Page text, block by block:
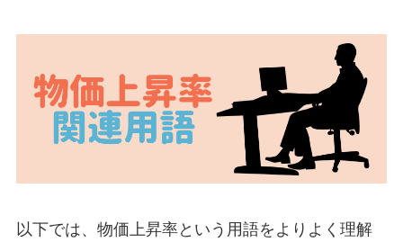
以下では、物価上昇率という用語をよりよく理解